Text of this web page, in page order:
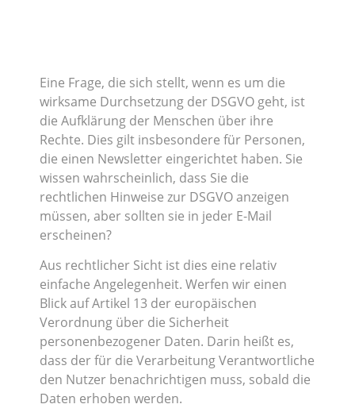
Eine Frage, die sich stellt, wenn es um die
wirksame Durchsetzung der DSGVO geht, ist
die Aufklärung der Menschen über ihre
Rechte. Dies gilt insbesondere für Personen,
die einen Newsletter eingerichtet haben. Sie
wissen wahrscheinlich, dass Sie die
rechtlichen Hinweise zur DSGVO anzeigen
müssen, aber sollten sie in jeder E-Mail
erscheinen?
Aus rechtlicher Sicht ist dies eine relativ
einfache Angelegenheit. Werfen wir einen
Blick auf Artikel 13 der europäischen
Verordnung über die Sicherheit
personenbezogener Daten. Darin heißt es,
dass der für die Verarbeitung Verantwortliche
den Nutzer benachrichtigen muss, sobald die
Daten erhoben werden.